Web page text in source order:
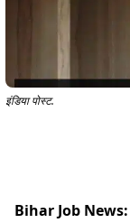
इंडिया पोस्ट.
Bihar Job News: